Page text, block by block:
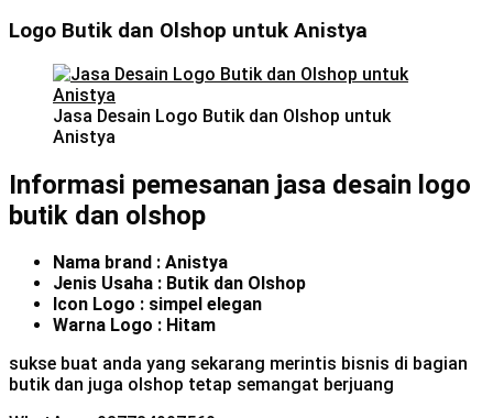
Logo Butik dan Olshop untuk Anistya
Jasa Desain Logo Butik dan Olshop untuk
Anistya
Informasi pemesanan jasa desain logo
butik dan olshop
Nama brand : Anistya
Jenis Usaha : Butik dan Olshop
Icon Logo : simpel elegan
Warna Logo : Hitam
sukse buat anda yang sekarang merintis bisnis di bagian
butik dan juga olshop tetap semangat berjuang